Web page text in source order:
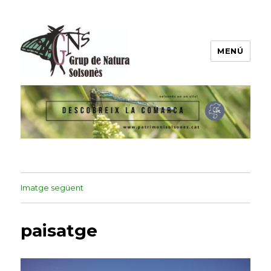
Grup de Natura del Solsonès
MENÚ
Imatge següent
paisatge